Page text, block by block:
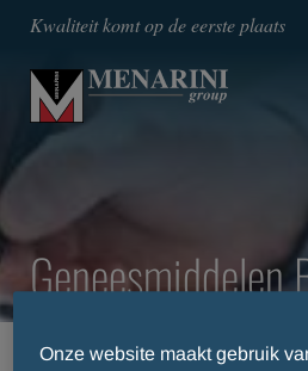
Kwaliteit komt op de eerste plaats
Geneesmiddelen
HOME
THERAPEUTISCHE
Onze website maakt gebruik